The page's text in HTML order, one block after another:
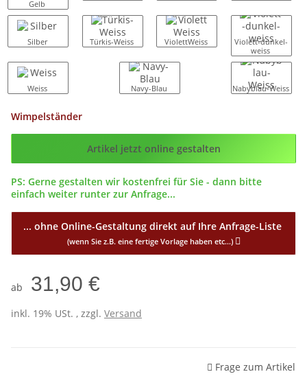
Gelb
Silber Türkis-Weiss ViolettWeiss
Violett-dunkel-
weiss
Weiss Navy-Blau Nabyblau-Weiss
Wimpelständer
Config_ID
Artikel jetzt online gestalten
PS: Gerne gestalten wir kostenfrei für Sie - dann bitte
einfach weiter runter zur Anfrage...
... ohne Online-Gestaltung direkt auf Ihre Anfrage-Liste
(wenn Sie z.B. eine fertige Vorlage haben etc...)
ab 31,90 €
inkl. 19% USt. , zzgl. Versand
Frage zum Artikel